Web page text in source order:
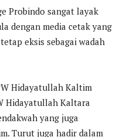
Probindo sangat layak
dengan media cetak yang
eksis sebagai wadah
Hidayatullah Kaltim
Hidayatullah Kaltara
yang juga
Turut juga hadir dalam